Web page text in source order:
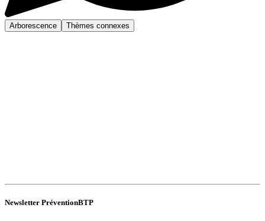
Arborescence Thèmes connexes
Newsletter PréventionBTP